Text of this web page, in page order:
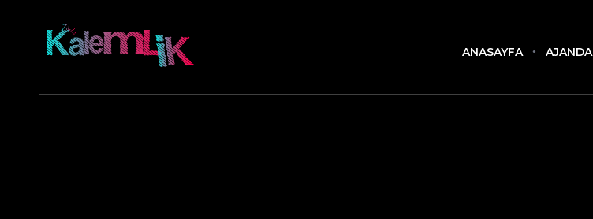
ANASAYFA AJANDA